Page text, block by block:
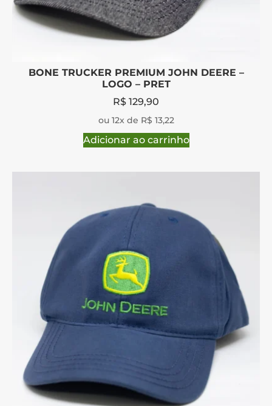
BONE TRUCKER PREMIUM JOHN DEERE –
LOGO – PRET
R$ 129,90
ou 12x de R$ 13,22
Adicionar ao carrinho